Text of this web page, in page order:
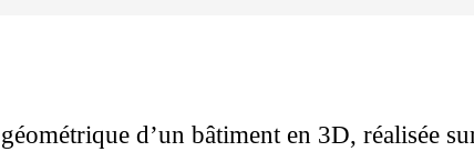
d’un bâtiment en 3D, réalisée